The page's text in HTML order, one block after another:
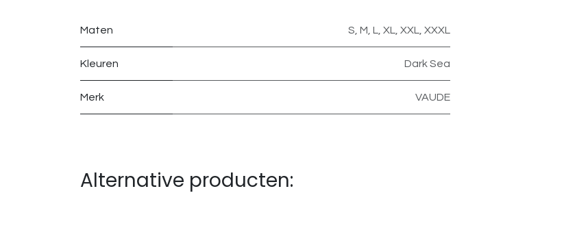
Maten S M L XL XXL XXXL
Kleuren Dark Sea
Merk VAUDE
Alternative producten: